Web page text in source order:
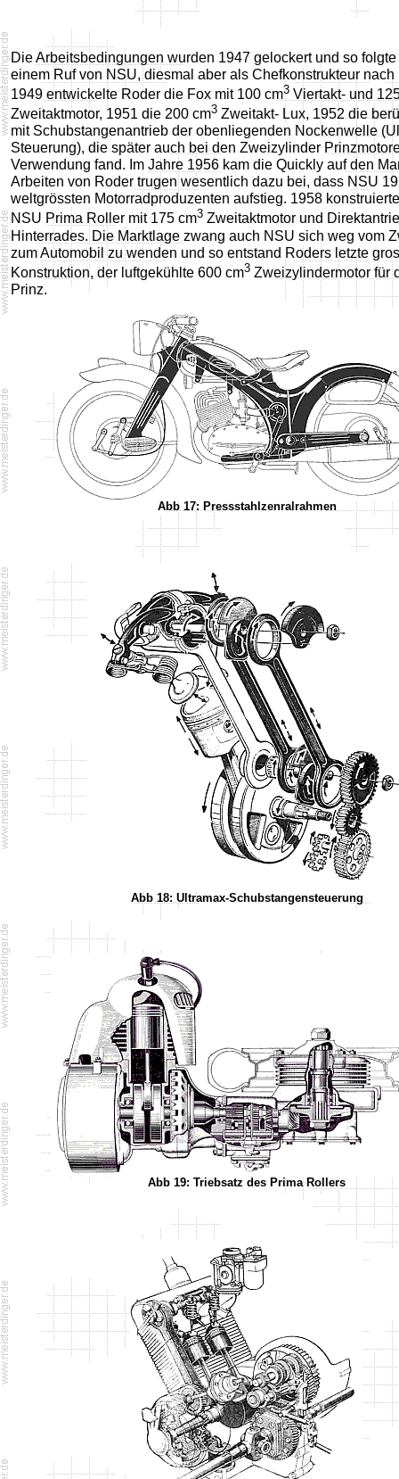
Die Arbeitsbedingungen wurden 1947 gelockert und so
einem Ruf von NSU, diesmal aber als Chefkonstrukteur nach
1949 entwickelte Roder die Fox mit 100 cm3 Viertakt- und
Zweitaktmotor, 1951 die 200 cm3 Zweitakt- Lux, 1952 die
mit Schubstangenantrieb der obenliegenden Nockenwelle
Steuerung), die später auch bei den Zweizylinder
Verwendung fand. Im Jahre 1956 kam die Quickly auf den
Arbeiten von Roder trugen wesentlich dazu bei, dass NSU
weltgrössten Motorradproduzenten aufstieg. 1958
NSU Prima Roller mit 175 cm3 Zweitaktmotor und
Hinterrades. Die Marktlage zwang auch NSU sich weg vom
zum Automobil zu wenden und so entstand Roders letzte
Konstruktion, der luftgekühlte 600 cm3 Zweizylindermotor für
Prinz.
Abb 17: Pressstahlzenralrahmen
Abb 18: Ultramax-Schubstangensteuerung
Abb 19: Triebsatz des Prima Rollers